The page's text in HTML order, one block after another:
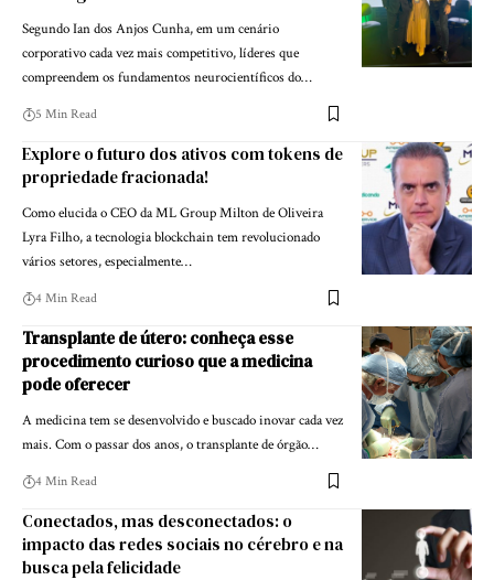
Segundo Ian dos Anjos Cunha, em um cenário
corporativo cada vez mais competitivo, líderes que
compreendem os fundamentos neurocientíficos do…
5 Min Read
Explore o futuro dos ativos com tokens de
propriedade fracionada!
Como elucida o CEO da ML Group Milton de Oliveira
Lyra Filho, a tecnologia blockchain tem revolucionado
vários setores, especialmente…
4 Min Read
Transplante de útero: conheça esse
procedimento curioso que a medicina
pode oferecer
A medicina tem se desenvolvido e buscado inovar cada vez
mais. Com o passar dos anos, o transplante de órgão…
4 Min Read
Conectados, mas desconectados: o
impacto das redes sociais no cérebro e na
busca pela felicidade